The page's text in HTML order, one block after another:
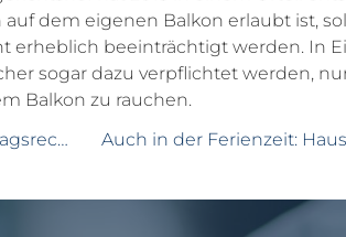
auf dem eigenen Balkon erlaubt ist,
erheblich beeinträchtigt werden. In
sogar dazu verpflichtet werden,
Balkon zu rauchen.
Neuer Gesetzentwurf zum Bauvertragsrecht